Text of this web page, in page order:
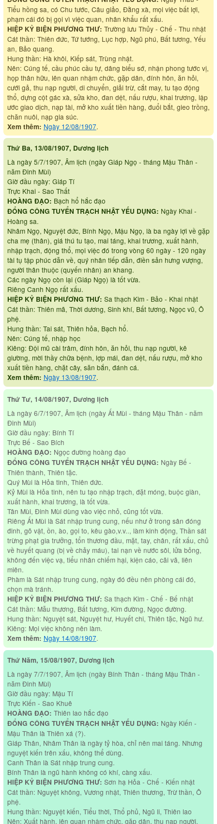
Tiểu hồng sa, có Chu tước, Câu giảo, Đằng xà, mọi việc bất lợi,
phạm cái đó bị gọi vì việc quan, nhân khẩu rất xấu.
HIỆP KỶ BIỆN PHƯƠNG THƯ: Trường lưu Thủy - Chế - Thu nhật
Cát thần: Thiên đức, Tứ tướng, Lục hợp, Ngũ phú, Bất tương, Yếu
an, Bảo quang.
Hung thần: Hà khôi, Kiếp sát, Trùng nhật.
Nên: Cúng tế, cầu phúc cầu tự, dâng biểu sớ, nhận phong tước vị,
họp thân hữu, lên quan nhậm chức, gặp dân, đính hôn, ăn hỏi,
cưới gả, thu nạp người, di chuyển, giải trừ, cắt may, tu tạo động
thổ, dựng cột gác xà, sửa kho, đan dệt, nấu rượu, khai trương, lập
ước giao dịch, nạp tài, mở kho xuất tiền hàng, đuổi bắt, gieo trồng,
chăn nuôi, nạp gia súc.
Xem thêm: Ngày 12/08/1907.
Thứ Ba, 13/08/1907, Dương lịch
Là ngày 5/7/1907, Âm lịch (ngày Giáp Ngọ - tháng Mậu Thân -
năm Đinh Mùi)
Giờ đầu ngày: Giáp Tí
Trực Khai - Sao Thất
HOÀNG ĐẠO: Bạch hổ hắc đạo
ĐỔNG CÔNG TUYỂN TRẠCH NHẬT YẾU DỤNG: Ngày Khai -
Hoàng sa.
Nhâm Ngọ, Nguyệt đức, Bính Ngọ, Mậu Ngọ, là ba ngày lợi về gặp
cha mẹ (thân), giá thú tu tạo, mai táng, khai trương, xuất hành,
nhập trạch, động thổ, mọi việc đó trong vòng 60 ngày - 120 ngày
tài tụ tập phúc dẫn về, quý nhân tiếp dẫn, điền sản hưng vượng,
người thân thuộc (quyến nhân) an khang.
Các ngày Ngọ còn lại (Giáp Ngọ) là tốt vừa.
Riêng Canh Ngọ rất xấu.
HIỆP KỶ BIỆN PHƯƠNG THƯ: Sa thạch Kim - Bảo - Khai nhật
Cát thần: Thiên mã, Thời dương, Sinh khí, Bất tương, Ngọc vũ, Ô
phệ.
Hung thần: Tai sát, Thiên hỏa, Bạch hổ.
Nên: Cúng tế, nhập học
Kiêng: Đội mũ cài trâm, đính hôn, ăn hỏi, thu nạp người, kê
giường, mời thầy chữa bệnh, lợp mái, đan dệt, nấu rượu, mở kho
xuất tiền hàng, chặt cây, săn bắn, đánh cá.
Xem thêm: Ngày 13/08/1907.
Thứ Tư, 14/08/1907, Dương lịch
Là ngày 6/7/1907, Âm lịch (ngày Ất Mùi - tháng Mậu Thân - năm
Đinh Mùi)
Giờ đầu ngày: Bính Tí
Trực Bế - Sao Bích
HOÀNG ĐẠO: Ngọc đường hoàng đạo
ĐỔNG CÔNG TUYỂN TRẠCH NHẬT YẾU DỤNG: Ngày Bế -
Thiên thành, Thiên tặc.
Quý Mùi là Hỏa tinh, Thiên đức.
Kỷ Mùi là Hỏa tinh, nên tu tạo nhập trạch, đặt móng, buộc giàn,
xuất hành, khai trương, là tốt vừa.
Tân Mùi, Đinh Mùi dùng vào việc nhỏ, cũng tốt vừa.
Riêng Ất Mùi là Sát nhập trung cung, nếu như ở trong sân đóng
đinh, gõ vật, ồn, ào, gọi to, kêu gào,v.v.., làm kinh động, Thần sát
trừng phạt gia trưởng, tổn thương đầu, mặt, tay, chân, rất xấu, chủ
về huyết quang (bị về chảy máu), tai nạn về nước sôi, lửa bỏng,
không đến việc vạ, tiểu nhân chiếm hại, kiện cáo, cãi vã, liên
miên.
Phàm là Sát nhập trung cung, ngày đó đều nên phòng cái đó,
chọn mà tránh.
HIỆP KỶ BIỆN PHƯƠNG THƯ: Sa thạch Kim - Chế - Bế nhật
Cát thần: Mẫu thương, Bất tương, Kim đường, Ngọc đường.
Hung thần: Nguyệt sát, Nguyệt hư, Huyết chi, Thiên tặc, Ngũ hư.
Kiêng: Mọi việc không nên làm.
Xem thêm: Ngày 14/08/1907.
Thứ Năm, 15/08/1907, Dương lịch
Là ngày 7/7/1907, Âm lịch (ngày Bính Thân - tháng Mậu Thân -
năm Đinh Mùi)
Giờ đầu ngày: Mậu Tí
Trực Kiến - Sao Khuê
HOÀNG ĐẠO: Thiên lao hắc đạo
ĐỔNG CÔNG TUYỂN TRẠCH NHẬT YẾU DỤNG: Ngày Kiến -
Mậu Thân là Thiên xá (?).
Giáp Thân, Nhâm Thân là ngày tỷ hòa, chỉ nên mai táng. Nhưng
nguyệt kiến trên xấu, không thể dùng.
Canh Thân là Sát nhập trung cung.
Bính Thân là ngũ hành không có khí, càng xấu.
HIỆP KỶ BIỆN PHƯƠNG THƯ: Sơn hạ Hỏa - Chế - Kiến nhật
Cát thần: Nguyệt không, Vương nhật, Thiên thương, Trừ thần, Ô
phệ.
Hung thần: Nguyệt kiến, Tiểu thời, Thổ phủ, Ngũ li, Thiên lao
Nên: Xuất hành, lên quan nhậm chức, gặp dân, thu nạp người,